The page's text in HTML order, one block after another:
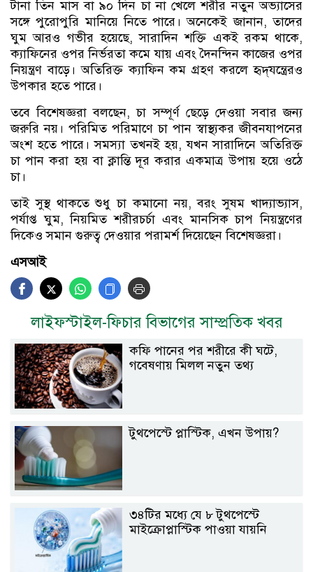
টানা তিন মাস বা ৯০ দিন চা না খেলে শরীর নতুন অভ্যাসের
সঙ্গে পুরোপুরি মানিয়ে নিতে পারে। অনেকেই জানান, তাদের
ঘুম আরও গভীর হয়েছে, সারাদিন শক্তি একই রকম থাকে,
ক্যাফিনের ওপর নির্ভরতা কমে যায় এবং দৈনন্দিন কাজের ওপর
নিয়ন্ত্রণ বাড়ে। অতিরিক্ত ক্যাফিন কম গ্রহণ করলে হৃদ্‌যন্ত্রেরও
উপকার হতে পারে।
তবে বিশেষজ্ঞরা বলছেন, চা সম্পূর্ণ ছেড়ে দেওয়া সবার জন্য
জরুরি নয়। পরিমিত পরিমাণে চা পান স্বাস্থ্যকর জীবনযাপনের
অংশ হতে পারে। সমস্যা তখনই হয়, যখন সারাদিনে অতিরিক্ত
চা পান করা হয় বা ক্লান্তি দূর করার একমাত্র উপায় হয়ে ওঠে
চা।
তাই সুস্থ থাকতে শুধু চা কমানো নয়, বরং সুষম খাদ্যাভ্যাস,
পর্যাপ্ত ঘুম, নিয়মিত শরীরচর্চা এবং মানসিক চাপ নিয়ন্ত্রণের
দিকেও সমান গুরুত্ব দেওয়ার পরামর্শ দিয়েছেন বিশেষজ্ঞরা।
এসআই
লাইফস্টাইল-ফিচার বিভাগের সাম্প্রতিক খবর
কফি পানের পর শরীরে কী ঘটে,
গবেষণায় মিলল নতুন তথ্য
টুথপেস্টে প্লাস্টিক, এখন উপায়?
৩৪টির মধ্যে যে ৮ টুথপেস্টে
মাইক্রোপ্লাস্টিক পাওয়া যায়নি